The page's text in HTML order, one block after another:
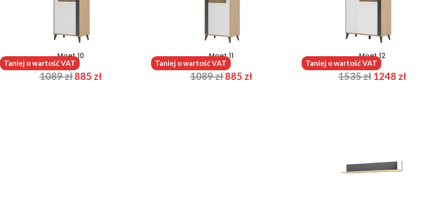
Moet 10
1089zł885 zł
Moet 11
1089zł885 zł
Moet 12
1535zł 1248 zł
Taniej o wartość VAT Taniej o wartość VAT Taniej o wartość VAT